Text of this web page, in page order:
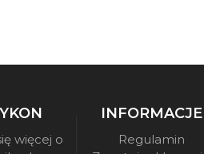
więcej o
INFORMACJE
Regulamin